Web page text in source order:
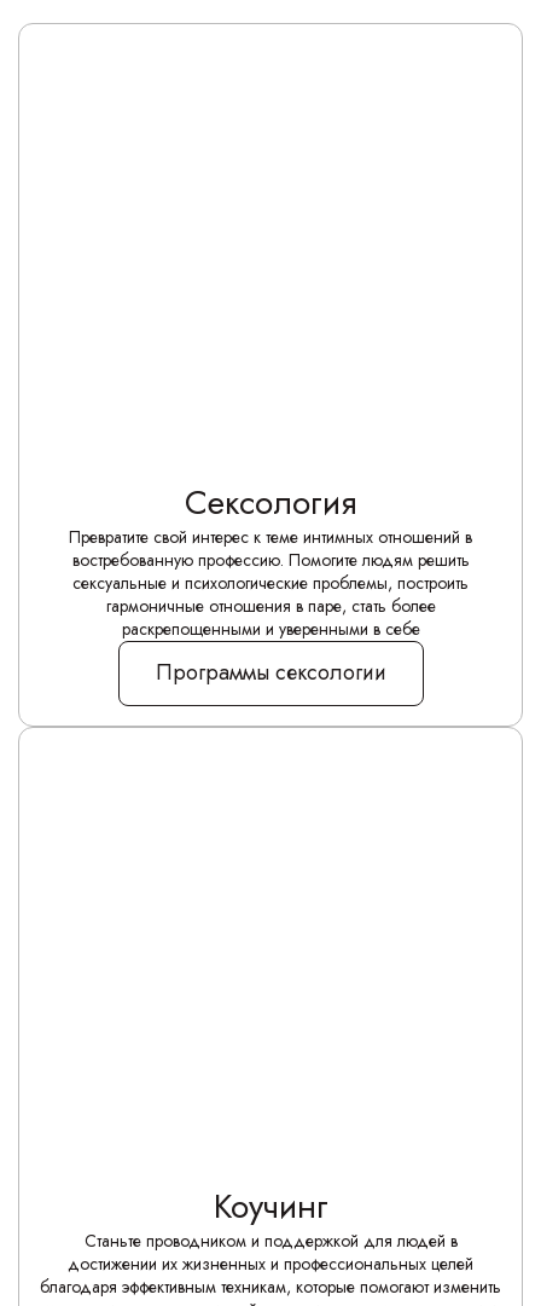
Сексология
Превратите свой интерес к теме интимных отношений в
востребованную профессию. Помогите людям решить
сексуальные и психологические проблемы, построить
гармоничные отношения в паре, стать более
раскрепощенными и уверенными в себе
Программы сексологии
Коучинг
Станьте проводником и поддержкой для людей в
достижении их жизненных и профессиональных целей
благодаря эффективным техникам, которые помогают изменить